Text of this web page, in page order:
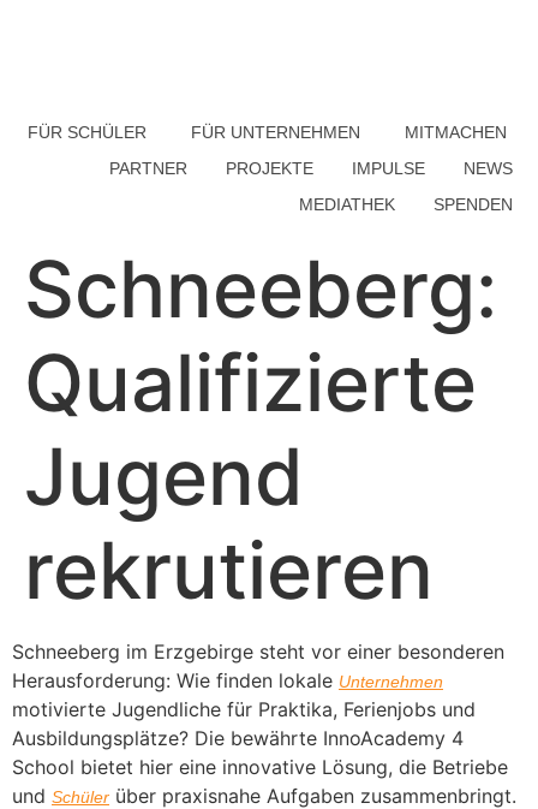
FÜR SCHÜLER FÜR UNTERNEHMEN
MITMACHEN
PARTNER
PROJEKTE IMPULSE
NEWS
MEDIATHEK
SPENDEN
Schneeberg:
Qualifizierte
Jugend
rekrutieren
Schneeberg im Erzgebirge steht vor einer besonderen
Herausforderung: Wie finden lokale Unternehmen
motivierte Jugendliche für Praktika, Ferienjobs und
Ausbildungsplätze? Die bewährte InnoAcademy 4
School bietet hier eine innovative Lösung, die Betriebe
und Schüler über praxisnahe Aufgaben zusammenbringt.